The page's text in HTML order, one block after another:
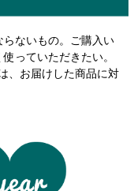
ないもの。ご購入い
っていただきたい。
、お届けした商品に対